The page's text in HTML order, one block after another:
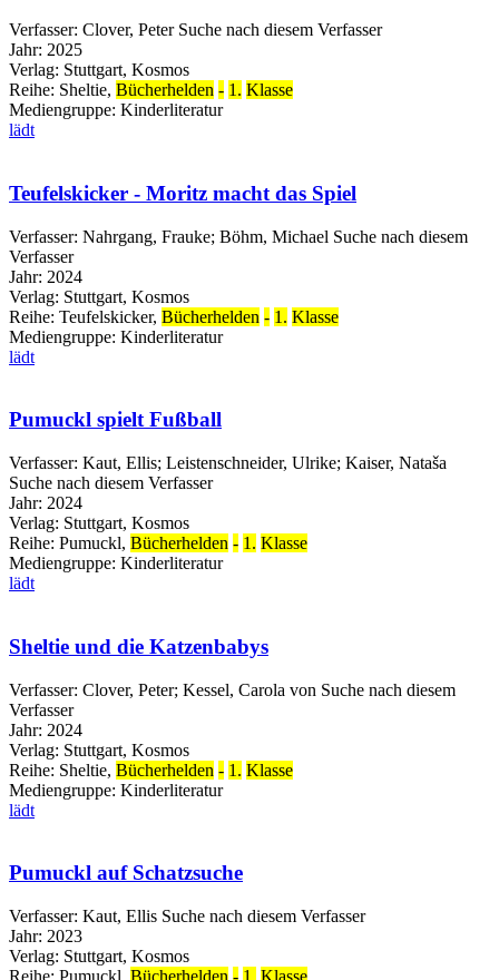
Verfasser: Clover, Peter Suche nach diesem Verfasser
Jahr: 2025
Verlag: Stuttgart, Kosmos
Reihe: Sheltie, Bücherhelden - 1. Klasse
Mediengruppe: Kinderliteratur
lädt
Teufelskicker - Moritz macht das Spiel
Verfasser: Nahrgang, Frauke; Böhm, Michael Suche nach diesem
Verfasser
Jahr: 2024
Verlag: Stuttgart, Kosmos
Reihe: Teufelskicker, Bücherhelden - 1. Klasse
Mediengruppe: Kinderliteratur
lädt
Pumuckl spielt Fußball
Verfasser: Kaut, Ellis; Leistenschneider, Ulrike; Kaiser, Nataša
Suche nach diesem Verfasser
Jahr: 2024
Verlag: Stuttgart, Kosmos
Reihe: Pumuckl, Bücherhelden - 1. Klasse
Mediengruppe: Kinderliteratur
lädt
Sheltie und die Katzenbabys
Verfasser: Clover, Peter; Kessel, Carola von Suche nach diesem
Verfasser
Jahr: 2024
Verlag: Stuttgart, Kosmos
Reihe: Sheltie, Bücherhelden - 1. Klasse
Mediengruppe: Kinderliteratur
lädt
Pumuckl auf Schatzsuche
Verfasser: Kaut, Ellis Suche nach diesem Verfasser
Jahr: 2023
Verlag: Stuttgart, Kosmos
Reihe: Pumuckl, Bücherhelden - 1. Klasse